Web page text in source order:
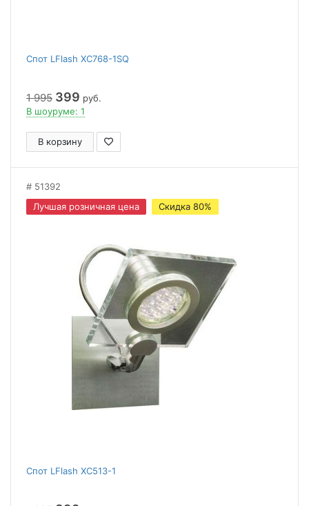
Спот LFlash XC768-1SQ
1 995 399 руб.
В шоуруме: 1
В корзину
51392
Лучшая розничная цена
Скидка 80%
Спот LFlash XC513-1